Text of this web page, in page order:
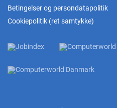
Betingelser og persondatapolitik
Cookiepolitik (ret samtykke)